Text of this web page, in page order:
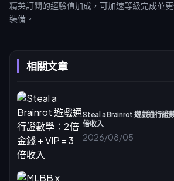
相關文章
Steal a Brainrot 遊戲通行證
倍收入
2026/08/05
精英訂閱的經驗值加成，可加速等級完成並
裝備。